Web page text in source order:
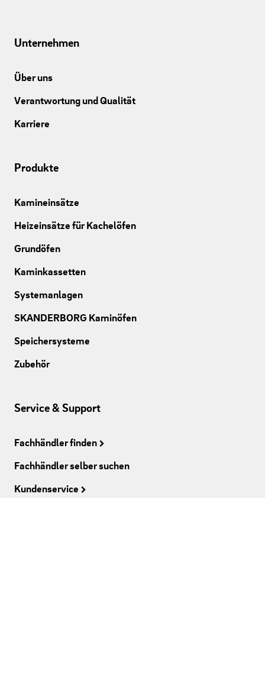
Unternehmen
Über uns
Verantwortung und Qualität
Karriere
Produkte
Kamineinsätze
Heizeinsätze für Kachelöfen
Grundöfen
Kaminkassetten
Systemanlagen
SKANDERBORG Kaminöfen
Speichersysteme
Zubehör
Service & Support
Fachhändler finden
Fachhändler selber suchen
Kundenservice